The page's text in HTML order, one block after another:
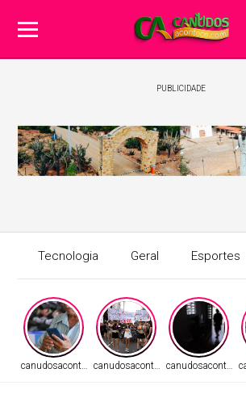
PUBLICIDADE
Tecnologia Geral Esportes
canudosacontece.comcanudosacontece.com